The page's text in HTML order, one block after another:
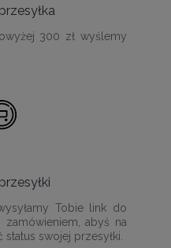
300 zł wyślemy
Tobie link do
abyś na
swojej przesyłki.